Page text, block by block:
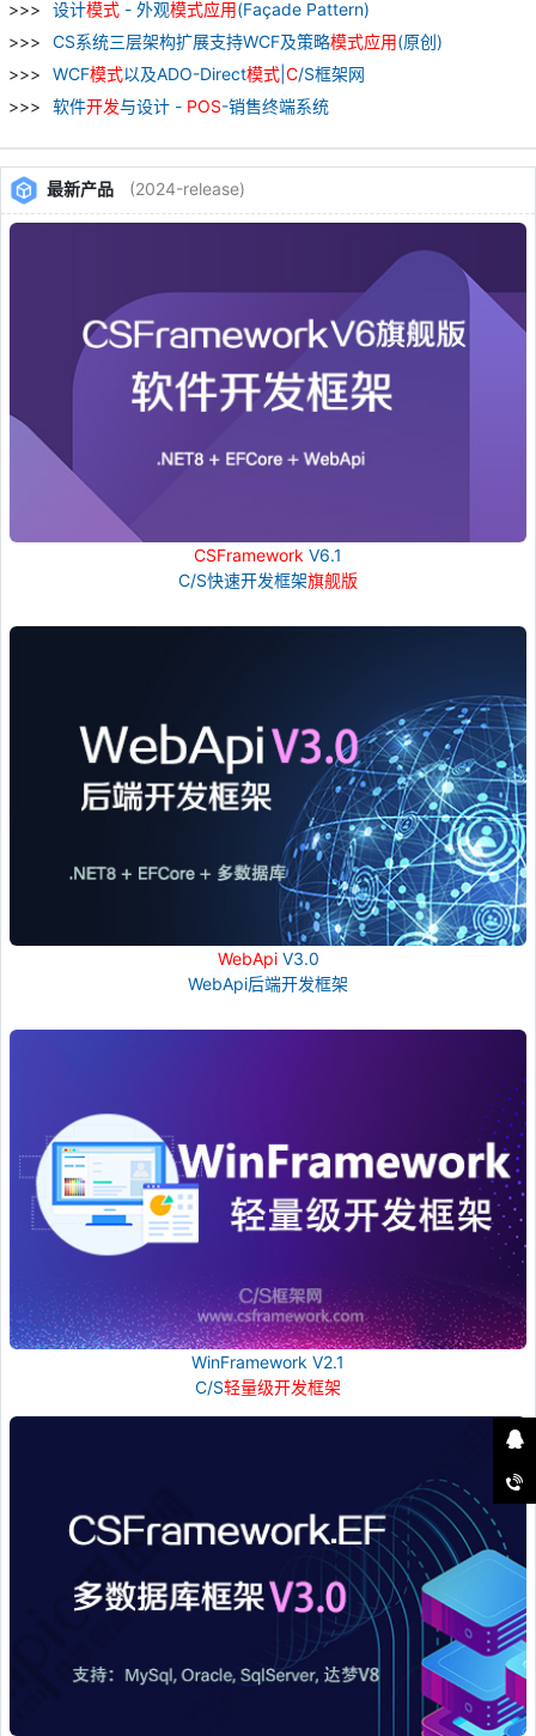
设计模式 - 外观模式应用(Façade Pattern)
CS系统三层架构扩展支持WCF及策略模式应用(原创)
WCF模式以及ADO-Direct模式 C/S框架网
软件开发与设计 - POS-销售终端系统
最新产品 (2024-release)
CSFramework V6.1
C/S快速开发框架旗舰版
WebApiV3.0
WebApi后端开发框架
WinFramework V2.1
C/S轻量级开发框架